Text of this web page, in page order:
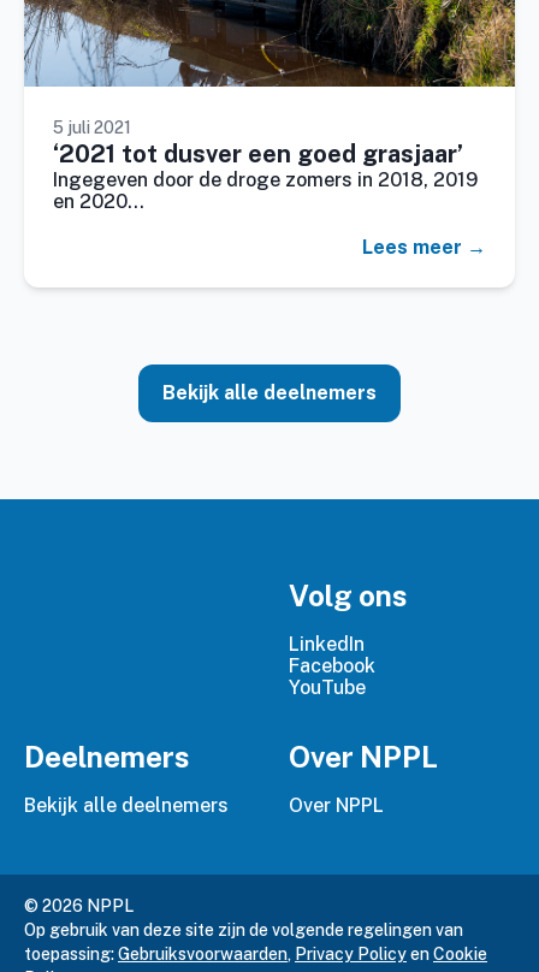
5 juli 2021
‘2021 tot dusver een goed grasjaar’
Ingegeven door de droge zomers in 2018, 2019
en 2020…
Lees meer →
Bekijk alle deelnemers
Volg ons
LinkedIn
Facebook
YouTube
Deelnemers
Bekijk alle deelnemers
Over NPPL
Over NPPL
© 2026 NPPL
Op gebruik van deze site zijn de volgende regelingen van
toepassing:Gebruiksvoorwaarden, Privacy PolicyenCookie